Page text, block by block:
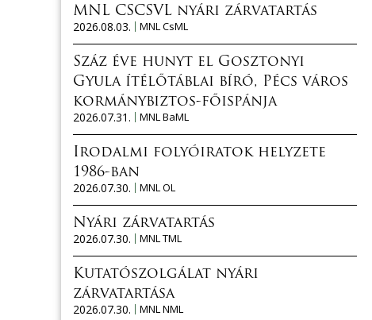
MNL CSCSVL nyári zárvatartás
2026.08.03.
MNL CsML
Száz éve hunyt el Gosztonyi
Gyula ítélőtáblai bíró, Pécs város
kormánybiztos-főispánja
2026.07.31.
MNL BaML
Irodalmi folyóiratok helyzete
1986-ban
2026.07.30.
MNL OL
Nyári zárvatartás
2026.07.30.
MNL TML
Kutatószolgálat nyári
zárvatartása
2026.07.30.
MNL NML